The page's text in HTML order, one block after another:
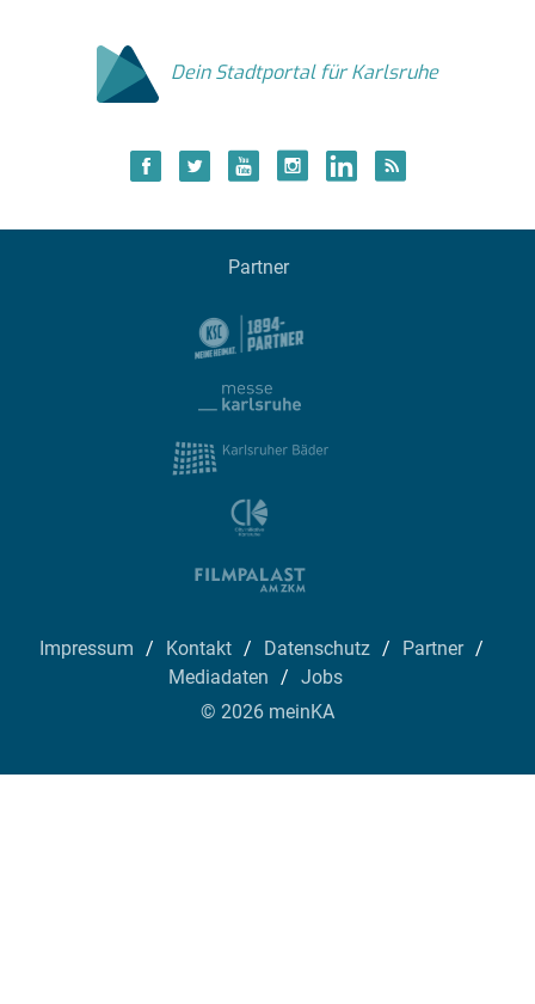
Dein Stadtportal für Karlsruhe
Partner
Impressum Kontakt Datenschutz
Partner
Mediadaten
Jobs
© 2026 meinKA